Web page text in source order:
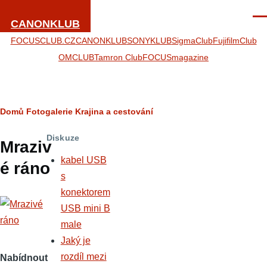
CANONKLUB
FOCUSCLUB.CZCANONKLUBSONYKLUBSigmaClubFujifilmClub
OMCLUBTamron ClubFOCUSmagazine
Drobečková
navigace
Domů Fotogalerie Krajina a cestování
Mraziv
é ráno
Nabídnout
Diskuze
kabel USB
s
konektorem
USB mini B
male
Jaký je
rozdíl mezi